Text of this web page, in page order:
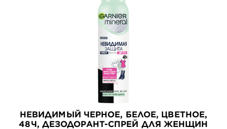
НЕВИДИМЫЙ ЧЕРНОЕ, БЕЛОЕ, ЦВЕТНОЕ,
48Ч, ДЕЗОДОРАНТ-СПРЕЙ ДЛЯ ЖЕНЩИН